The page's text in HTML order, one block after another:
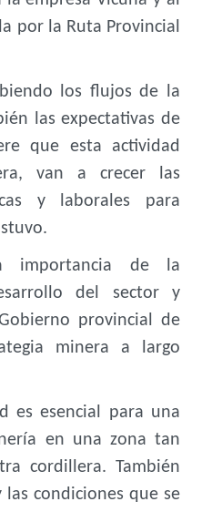
por la Ruta Provincial
los flujos de la
las expectativas de
que esta actividad
van a crecer las
y laborales para
importancia de la
del sector y
provincial de
minera a largo
es esencial para una
en una zona tan
cordillera. También
las condiciones que se